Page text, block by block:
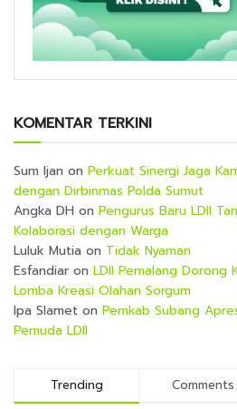
KOMENTAR TERKINI
Sum Ijan on Perkuat Sinergi Jaga
dengan Dirbinmas Polda Sumut
Angka DH on Pengurus Baru LDII
Kolaborasi dengan Warga
Luluk Mutia on Tidak Nyaman
Esfandiar on LDII Pemalang Dorong
Lomba Kreasi Olahan Sorgum
Ipa Slamet on Pemkab Subang
Pemuda LDII
Trending Comments